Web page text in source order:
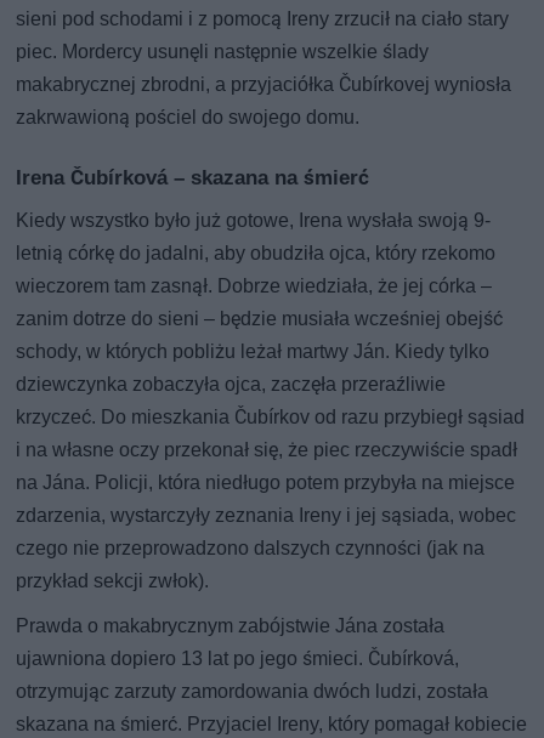
sieni pod schodami i z pomocą Ireny zrzucił na ciało stary
piec. Mordercy usunęli następnie wszelkie ślady
makabrycznej zbrodni, a przyjaciółka Čubírkovej wyniosła
zakrwawioną pościel do swojego domu.
Irena Čubírková – skazana na śmierć
Kiedy wszystko było już gotowe, Irena wysłała swoją 9-
letnią córkę do jadalni, aby obudziła ojca, który rzekomo
wieczorem tam zasnął. Dobrze wiedziała, że jej córka –
zanim dotrze do sieni – będzie musiała wcześniej obejść
schody, w których pobliżu leżał martwy Ján. Kiedy tylko
dziewczynka zobaczyła ojca, zaczęła przeraźliwie
krzyczeć. Do mieszkania Čubírkov od razu przybiegł sąsiad
i na własne oczy przekonał się, że piec rzeczywiście spadł
na Jána. Policji, która niedługo potem przybyła na miejsce
zdarzenia, wystarczyły zeznania Ireny i jej sąsiada, wobec
czego nie przeprowadzono dalszych czynności (jak na
przykład sekcji zwłok).
Prawda o makabrycznym zabójstwie Jána została
ujawniona dopiero 13 lat po jego śmieci. Čubírková,
otrzymując zarzuty zamordowania dwóch ludzi, została
skazana na śmierć. Przyjaciel Ireny, który pomagał kobiecie